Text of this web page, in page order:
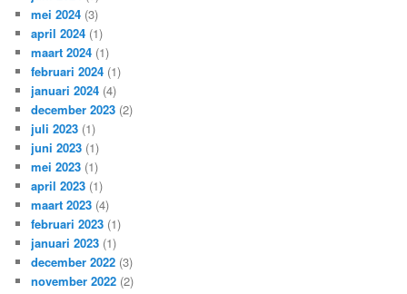
mei 2024 (3)
april 2024 (1)
maart 2024 (1)
februari 2024 (1)
januari 2024 (4)
december 2023 (2)
juli 2023 (1)
juni 2023 (1)
mei 2023 (1)
april 2023 (1)
maart 2023 (4)
februari 2023 (1)
januari 2023 (1)
december 2022 (3)
november 2022 (2)